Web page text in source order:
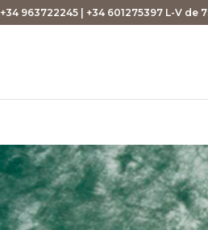
+34 963722245 | +34 601275397 L-V de